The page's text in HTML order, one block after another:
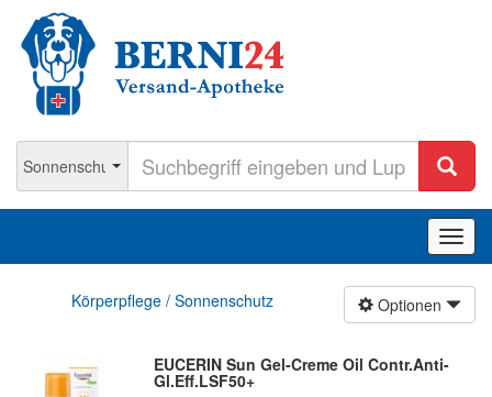
ein-/
Optionen
Körperpflege / Sonnenschutz
EUCERIN Sun Gel-Creme Oil Contr.Anti-
Gl.Eff.LSF50+